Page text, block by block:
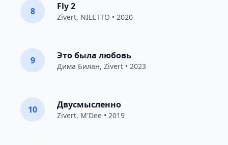
8 Fly 2
Zivert, NILETTO • 2020
9 Это была любовь
Дима Билан, Zivert • 2023
10 Двусмысленно
Zivert, M'Dee • 2019